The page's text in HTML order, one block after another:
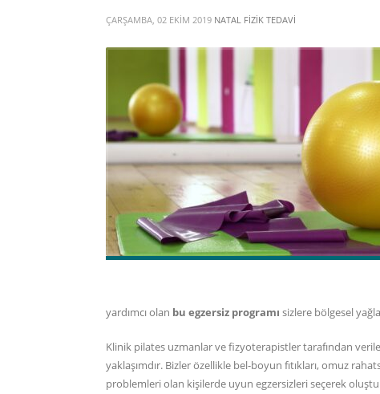
ÇARŞAMBA, 02 EKIM 2019 NATAL FIZIK TEDAVI
yardımcı olan bu egzersiz programı sizlere bölgesel
Klinik pilates uzmanlar ve fizyoterapistler tarafından
yaklaşımdır. Bizler özellikle bel-boyun fıtıkları, omuz
problemleri olan kişilerde uyun egzersizleri seçerek